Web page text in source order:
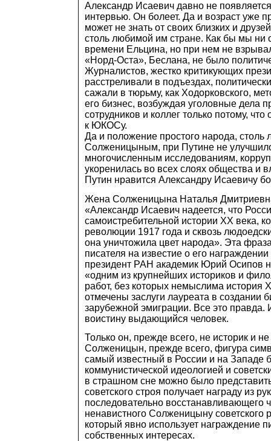
Александр Исаевич давно не
интервью. Он болеет. Да и возраст уже
может не знать от своих близких и
столь любимой им стране. Как бы мы ни
времени Ельцина, но при нем не
«Норд-Оста», Беслана, не было
Журналистов, жестко критикующих
расстреливали в подъездах,
сажали в тюрьму, как Ходорковского,
его бизнес, возбуждая уголовные дела
сотрудников и коллег только потому,
к ЮКОСу.
Да и положение простого народа, столь
Солженицыным, при Путине не
многочисленным исследованиям,
укоренилась во всех слоях общества и
Путин нравится Александру Исаевичу
Жена Солженицына Наталья
«Александр Исаевич надеется, что
самоистребительной истории ХХ века,
революции 1917 года и сквозь
она уничтожила цвет народа». Эта
писателя на известие о его
президент РАН академик Юрий Осипов
«одним из крупнейших историков и
работ, без которых немыслима история
отмечены заслуги лауреата в создании
зарубежной эмиграции. Все это
воистину выдающийся человек.
Только он, прежде всего, не историк и
Солженицын, прежде всего, фигура
самый известный в России и на Западе
коммунистической идеологией и
в страшном сне можно было
советского строя получает награду из
последовательно восстанавливающего
ненавистного Солженицыну советского
который явно использует награждение
собственных интересах.